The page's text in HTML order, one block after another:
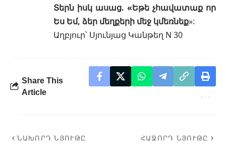
Տերն իսկ ասաց. «Եթե չհավատաք որ
Ես Եմ, ձեր մեղքերի մեջ կմեռնեք»:
Աղբյուր՝ Սյունյաց Կանթեղ N 30
Share This
Article
ՆԱԽՈՐԴ ՆՅՈՒԹԸ ՀԱՋՈՐԴ ՆՅՈՒԹԸ